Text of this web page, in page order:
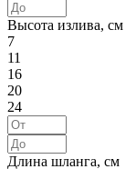
Высота излива, см
7
11
16
20
24
Длина шланга, см